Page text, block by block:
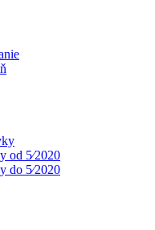
od 5⁄2020
do 5⁄2020